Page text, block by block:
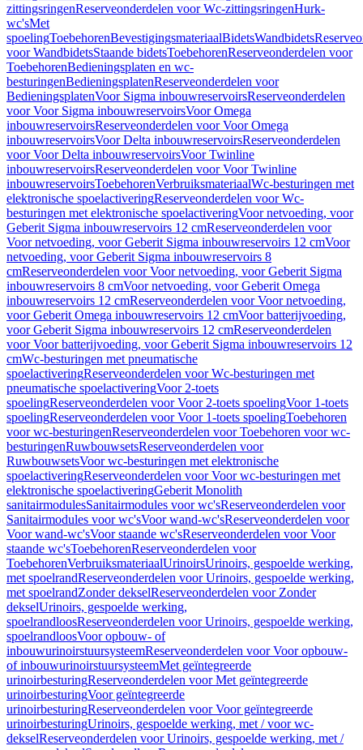
zittingsringenReserveonderdelen voor Wc-zittingsringenHurk-
wc'sMet
spoelingToebehorenBevestigingsmateriaalBidetsWandbidets
voor WandbidetsStaande bidetsToebehorenReserveonderdelen voor
ToebehorenBedieningsplaten en wc-
besturingenBedieningsplatenReserveonderdelen voor
BedieningsplatenVoor Sigma inbouwreservoirsReserveonderdelen
voor Voor Sigma inbouwreservoirsVoor Omega
inbouwreservoirsReserveonderdelen voor Voor Omega
inbouwreservoirsVoor Delta inbouwreservoirsReserveonderdelen
voor Voor Delta inbouwreservoirsVoor Twinline
inbouwreservoirsReserveonderdelen voor Voor Twinline
inbouwreservoirsToebehorenVerbruiksmateriaalWc-besturingen met
elektronische spoelactiveringReserveonderdelen voor Wc-
besturingen met elektronische spoelactiveringVoor netvoeding, voor
Geberit Sigma inbouwreservoirs 12 cmReserveonderdelen voor
Voor netvoeding, voor Geberit Sigma inbouwreservoirs 12 cmVoor
netvoeding, voor Geberit Sigma inbouwreservoirs 8
cmReserveonderdelen voor Voor netvoeding, voor Geberit Sigma
inbouwreservoirs 8 cmVoor netvoeding, voor Geberit Omega
inbouwreservoirs 12 cmReserveonderdelen voor Voor netvoeding,
voor Geberit Omega inbouwreservoirs 12 cmVoor batterijvoeding,
voor Geberit Sigma inbouwreservoirs 12 cmReserveonderdelen
voor Voor batterijvoeding, voor Geberit Sigma inbouwreservoirs 12
cmWc-besturingen met pneumatische
spoelactiveringReserveonderdelen voor Wc-besturingen met
pneumatische spoelactiveringVoor 2-toets
spoelingReserveonderdelen voor Voor 2-toets spoelingVoor 1-toets
spoelingReserveonderdelen voor Voor 1-toets spoelingToebehoren
voor wc-besturingenReserveonderdelen voor Toebehoren voor wc-
besturingenRuwbouwsetsReserveonderdelen voor
RuwbouwsetsVoor wc-besturingen met elektronische
spoelactiveringReserveonderdelen voor Voor wc-besturingen met
elektronische spoelactiveringGeberit Monolith
sanitairmodulesSanitairmodules voor wc'sReserveonderdelen voor
Sanitairmodules voor wc'sVoor wand-wc'sReserveonderdelen voor
Voor wand-wc'sVoor staande wc'sReserveonderdelen voor Voor
staande wc'sToebehorenReserveonderdelen voor
ToebehorenVerbruiksmateriaalUrinoirsUrinoirs, gespoelde werking,
met spoelrandReserveonderdelen voor Urinoirs, gespoelde werking,
met spoelrandZonder dekselReserveonderdelen voor Zonder
dekselUrinoirs, gespoelde werking,
spoelrandloosReserveonderdelen voor Urinoirs, gespoelde werking,
spoelrandloosVoor opbouw- of
inbouwurinoirstuursysteemReserveonderdelen voor Voor opbouw-
of inbouwurinoirstuursysteemMet geïntegreerde
urinoirbesturingReserveonderdelen voor Met geïntegreerde
urinoirbesturingVoor geïntegreerde
urinoirbesturingReserveonderdelen voor Voor geïntegreerde
urinoirbesturingUrinoirs, gespoelde werking, met / voor wc-
dekselReserveonderdelen voor Urinoirs, gespoelde werking, met /